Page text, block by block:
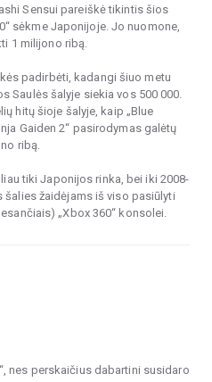
Sensui pareiškė tikintis šios
sėkme Japonijoje. Jo nuomone,
1 milijono ribą.
padirbėti, kadangi šiuo metu
Saulės šalyje siekia vos 500 000.
hitų šioje šalyje, kaip „Blue
Gaiden 2“ pasirodymas galėtų
ribą.
tiki Japonijos rinka, bei iki 2008-
žaidėjams iš viso pasiūlyti
„Xbox 360“ konsolei.
nes perskaičius dabartini susidaro